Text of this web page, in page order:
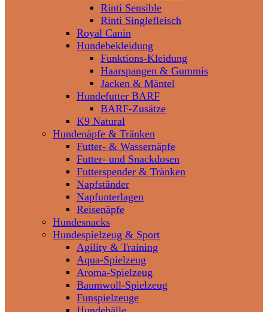
Rinti Sensible
Rinti Singlefleisch
Royal Canin
Hundebekleidung
Funktions-Kleidung
Haarspangen & Gummis
Jacken & Mäntel
Hundefutter BARF
BARF-Zusätze
K9 Natural
Hundenäpfe & Tränken
Futter- & Wassernäpfe
Futter- und Snackdosen
Futterspender & Tränken
Napfständer
Napfunterlagen
Reisenäpfe
Hundesnacks
Hundespielzeug & Sport
Agility & Training
Aqua-Spielzeug
Aroma-Spielzeug
Baumwoll-Spielzeug
Funspielzeuge